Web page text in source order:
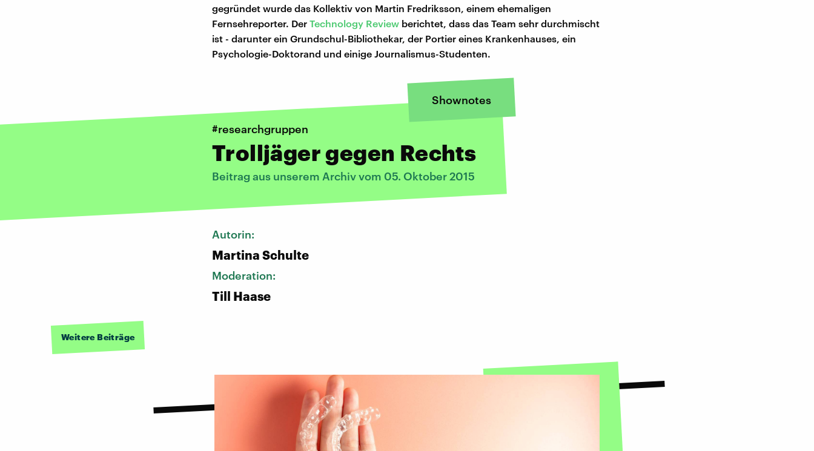
gegründet wurde das Kollektiv von Martin Fredriksson, einem ehemaligen
Fernsehreporter. Der Technology Review berichtet, dass das Team sehr durchmischt
ist - darunter ein Grundschul-Bibliothekar, der Portier eines Krankenhauses, ein
Psychologie-Doktorand und einige Journalismus-Studenten.
Shownotes
#researchgruppen
Trolljäger gegen Rechts
Beitrag aus unserem Archiv vom 05. Oktober 2015
Autorin:
Martina Schulte
Moderation:
Till Haase
Weitere Beiträge